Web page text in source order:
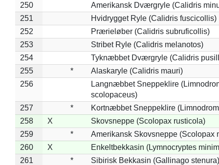
250
Amerikansk Dværgryle (Calidris
251
Hvidrygget Ryle (Calidris fuscicollis)
252
Prærieløber (Calidris subruficollis)
253
Stribet Ryle (Calidris melanotos)
254
Tyknæbbet Dværgryle (Calidris
255
*
Alaskaryle (Calidris mauri)
256
Langnæbbet Sneppeklire
scolopaceus)
257
*
Kortnæbbet Sneppeklire
258
X
Skovsneppe (Scolopax rusticola)
259
*
Amerikansk Skovsneppe (Scolopax
260
X
Enkeltbekkasin (Lymnocryptes
261
*
Sibirisk Bekkasin (Gallinago stenura)